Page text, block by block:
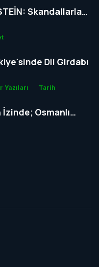
Skandallarla
Ardındaki Gizem
Dil Girdabı
Yazıları Tarih
Osmanlı